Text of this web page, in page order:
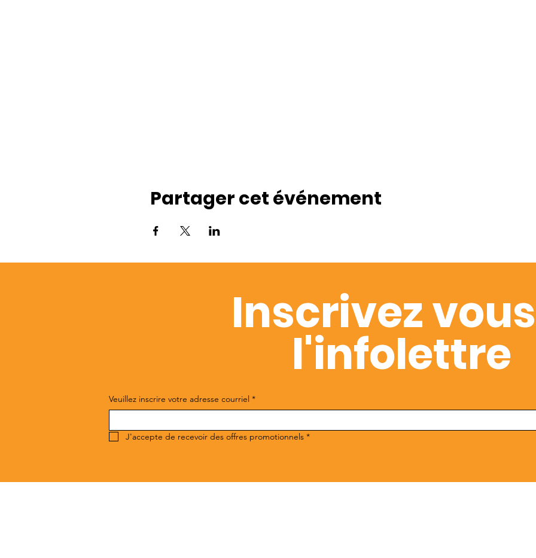
Partager cet événement
Inscrivez
l'infolettre
Veuillez inscrire votre adresse courriel *
J'accepte de recevoir des offres promotionnels *